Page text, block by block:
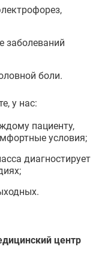
заболеваний
боли.
у нас:
пациенту,
условия;
диагностирует
центр